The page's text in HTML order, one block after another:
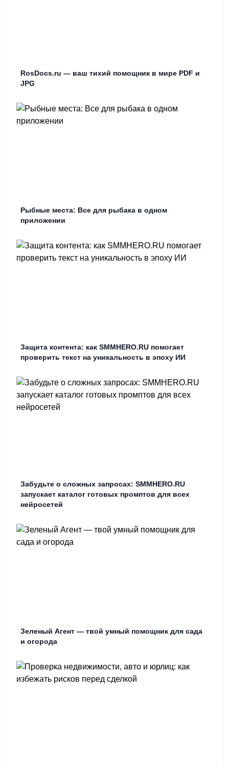
RosDocs.ru — ваш тихий помощник в мире PDF и
JPG
Рыбные места: Все для рыбака в одном
приложении
Защита контента: как SMMHERO.RU помогает
проверить текст на уникальность в эпоху ИИ
Забудьте о сложных запросах: SMMHERO.RU
запускает каталог готовых промптов для всех
нейросетей
Зеленый Агент — твой умный помощник для сада
и огорода